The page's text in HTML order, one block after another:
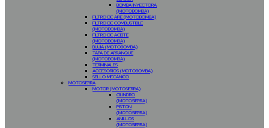
BOMBA INYECTORA
(MOTOBOMBA)
FILTRO DE AIRE (MOTOBOMBA)
FILTRO DE COMBUSTIBLE
(MOTOBOMBA)
FILTRO DE ACEITE
(MOTOBOMBA)
BUJIA (MOTOBOMBA)
TAPA DE ARRANQUE
(MOTOBOMBA)
TERMINALES
ACCESORIOS (MOTOBOMBA)
SELLO MECANICO
MOTOSIERRA
MOTOR (MOTOSIERRA)
CILINDRO
(MOTOSIERRA)
PISTON
(MOTOSIERRA)
ANILLOS
(MOTOSIERRA)